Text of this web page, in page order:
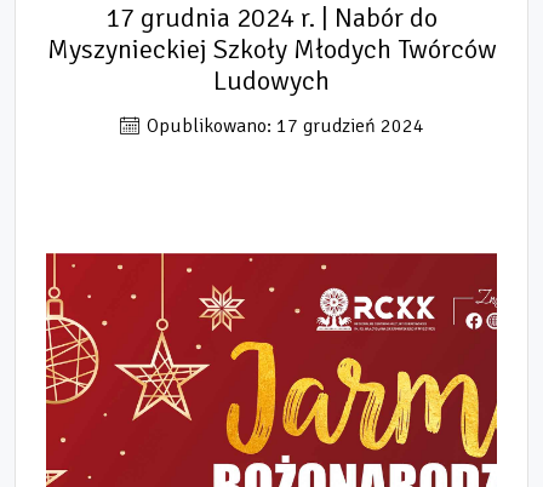
17 grudnia 2024 r. | Nabór do
Myszynieckiej Szkoły Młodych Twórców
Ludowych
Opublikowano: 17 grudzień 2024